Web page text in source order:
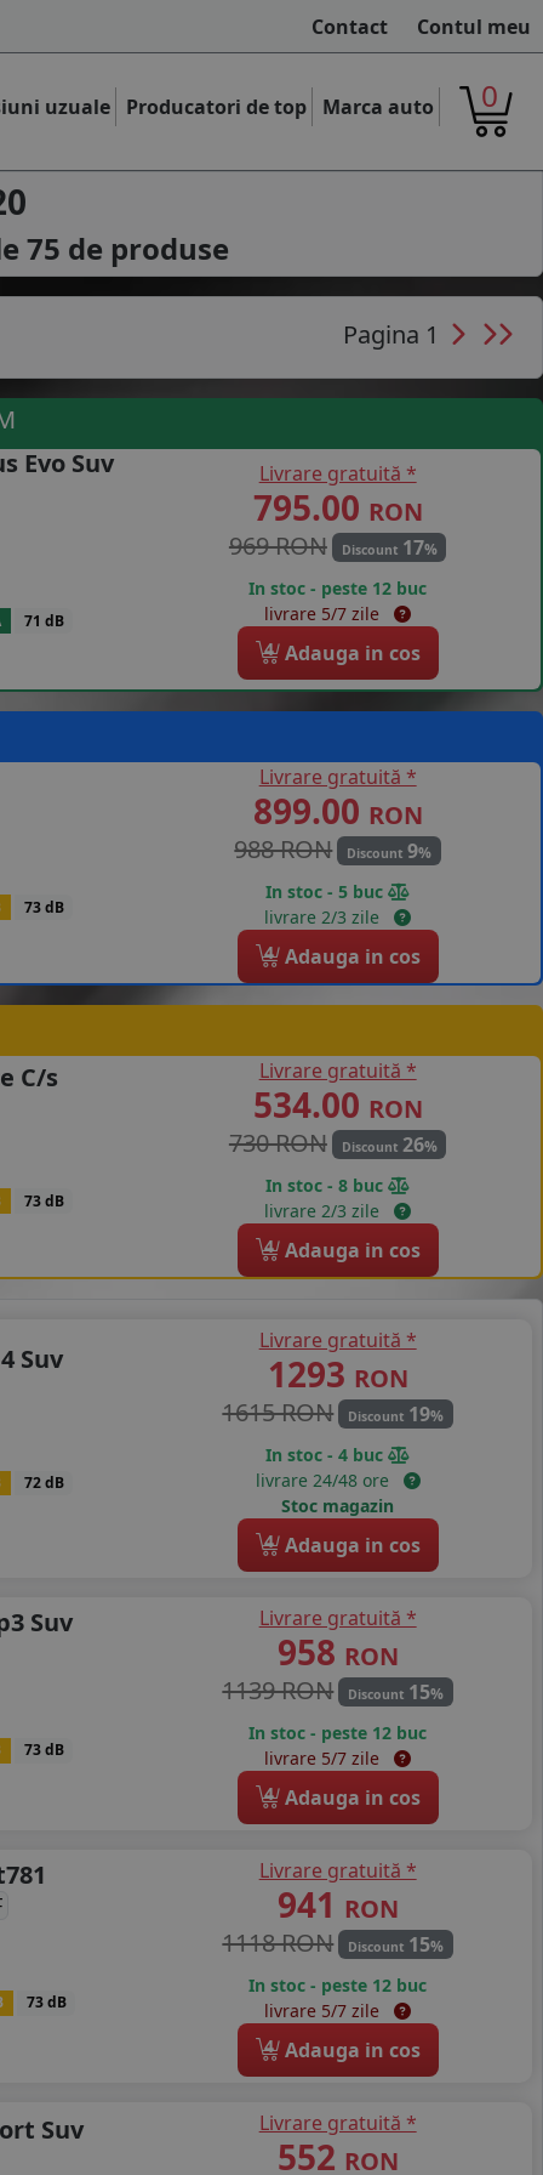
Contact Contul meu
uzuale Producatori de top Marca auto 0
75 de produse
Pagina 1
Evo Suv
71 dB
Livrare gratuită *
795.00 RON
969 RON
Discount 17%
In stoc - peste 12 buc
livrare 5/7 zile
4 Adauga in cos
73 dB
Livrare gratuită *
899.00 RON
988 RON
Discount9%
In stoc - 5 buc
livrare 2/3 zile
4 Adauga in cos
C/s
73 dB
Livrare gratuită *
534.00 RON
730 RON
Discount 26%
In stoc - 8 buc
livrare 2/3 zile
4 Adauga in cos
Suv
72 dB
Livrare gratuită *
1293 RON
1615 RON
Discount 19%
In stoc - 4 buc
livrare 24/48 ore
Stoc magazin
4 Adauga in cos
Suv
73 dB
Livrare gratuită *
958 RON
1139 RON
Discount 15%
In stoc - peste 12 buc
livrare 5/7 zile
4 Adauga in cos
73 dB
Livrare gratuită *
941 RON
1118 RON
Discount 15%
In stoc - peste 12 buc
livrare 5/7 zile
4 Adauga in cos
Suv
Livrare gratuită *
552 RON